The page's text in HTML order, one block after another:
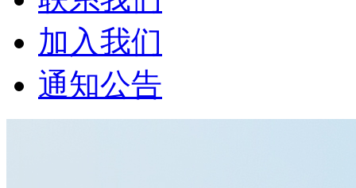
加入我们
通知公告